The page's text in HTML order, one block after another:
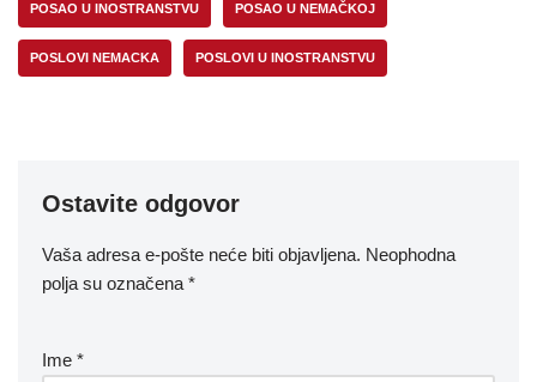
POSAO U INOSTRANSTVU POSAO U NEMAČKOJ
POSLOVI NEMACKA POSLOVI U INOSTRANSTVU
Ostavite odgovor
Vaša adresa e-pošte neće biti objavljena. Neophodna
polja su označena *
Ime *